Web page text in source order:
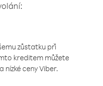
zůstatku při
kreditem můžete
nízké ceny Viber.